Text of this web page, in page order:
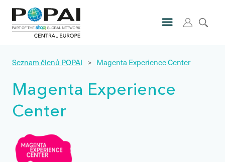
Seznam členů POPAI > Magenta Experience Center
Magenta Experience
Center